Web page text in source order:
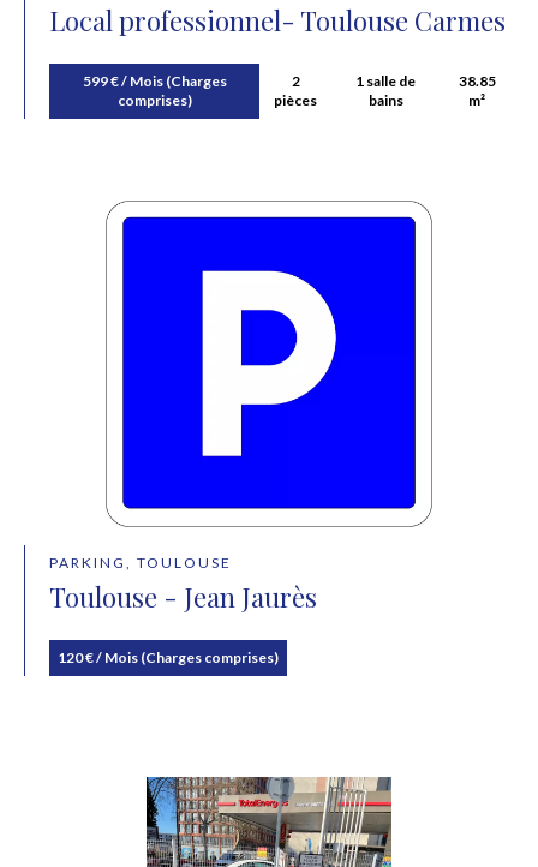
Local professionnel- Toulouse Carmes
599 € / Mois (Charges
comprises)
2
pièces
1 salle de
bains
38.85
m²
PARKING, TOULOUSE
Toulouse - Jean Jaurès
120 € / Mois (Charges comprises)